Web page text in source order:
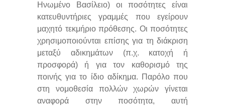
Ηνωμένο Βασίλειο) οι ποσότητες είναι
κατευθυντήριες γραμμές που εγείρουν
μαχητό τεκμήριο πρόθεσης. Οι ποσότητες
χρησιμοποιούνται επίσης για τη διάκριση
μεταξύ αδικημάτων (π.χ. κατοχή ή
προσφορά) ή για τον καθορισμό της
ποινής για το ίδιο αδίκημα. Παρόλο που
στη νομοθεσία πολλών χωρών γίνεται
αναφορά στην ποσότητα, αυτή